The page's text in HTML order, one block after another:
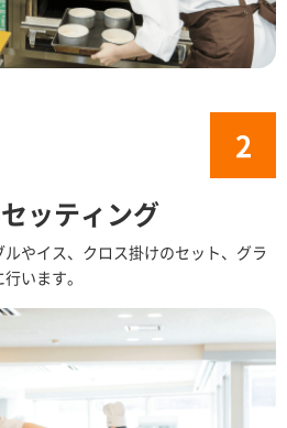
ッティング
やイス、クロス掛けのセット、グラ
います。